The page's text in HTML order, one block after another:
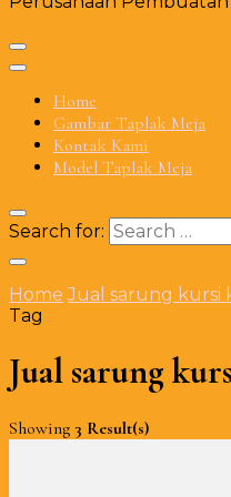
Home
Gambar Taplak Meja
Kontak Kami
Model Taplak Meja
Search for:
Home Jual sarung kursi
Tag
Jual sarung
Showing 3 Result(s)